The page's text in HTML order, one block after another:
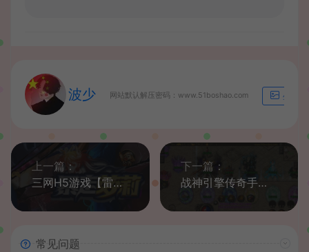
波少 网站默认解压密码：www.51boshao.com 生成海
上一篇：
三网H5游戏【雷霆之暴走萝莉】最新整理Win一键服务端+GM授权后台+详细搭建教程
下一篇：
战神引擎传奇手游【主宰霸业转生元神特色商业版】最新整理Win系一键服务端+安卓苹果双端+GM授权物品后台+详细搭建教程
常见问题